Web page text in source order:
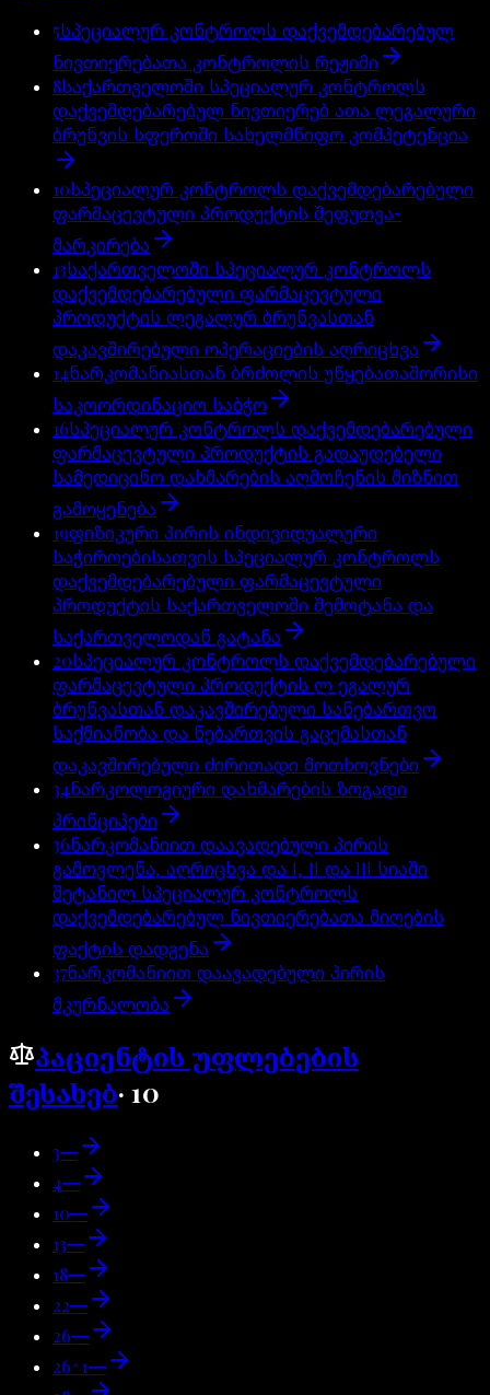
5სპეციალურ კონტროლს დაქვემდებარებულ
ნივთიერებათა კონტროლის რეჟიმი
8საქართველოში სპეციალურ კონტროლს
დაქვემდებარებულ ნივთიერებ ათა ლეგალური
ბრუნვის სფეროში სახელმწიფო კომპეტენცია
10სპეციალურ კონტროლს დაქვემდებარებული
ფარმაცევტული პროდუქტის შეფუთვა-
მარკირება
13საქართველოში სპეციალურ კონტროლს
დაქვემდებარებული ფარმაცევტული
პროდუქტის ლეგალურ ბრუნვასთან
დაკავშირებული ოპერაციების აღრიცხვა
14ნარკომანიასთან ბრძოლის უწყებათაშორისი
საკოორდინაციო საბჭო
16სპეციალურ კონტროლს დაქვემდებარებული
ფარმაცევტული პროდუქტის გადაუდებელი
სამედიცინო დახმარების აღმოჩენის მიზნით
გამოყენება
19ფიზიკური პირის ინდივიდუალური
საჭიროებისათვის სპეციალურ კონტროლს
დაქვემდებარებული ფარმაცევტული
პროდუქტის საქართველოში შემოტანა და
საქართველოდან გატანა
20სპეციალურ კონტროლს დაქვემდებარებული
ფარმაცევტული პროდუქტის ლ ეგალურ
ბრუნვასთან დაკავშირებული სანებართვო
საქმიანობა და ნებართვის გაცემასთან
დაკავშირებული ძირითადი მოთხოვნები
34ნარკოლოგიური დახმარების ზოგადი
პრინციპები
36ნარკომანიით დაავადებული პირის
გამოვლენა, აღრიცხვა და I, II და III სიაში
შეტანილ სპეციალურ კონტროლს
დაქვემდებარებულ ნივთიერებათა მიღების
ფაქტის დადგენა
37ნარკომანიით დაავადებული პირის
მკურნალობა
პაციენტის უფლებების
შესახებ·10
3—
4—
10—
13—
18—
22—
26—
26^1—